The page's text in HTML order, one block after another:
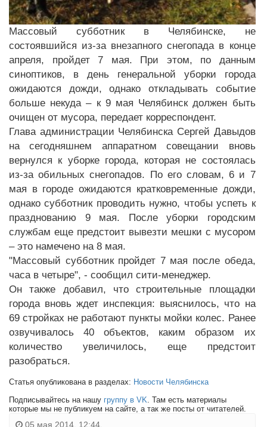
Массовый субботник в Челябинске, не
состоявшийся из-за внезапного снегопада в конце
апреля, пройдет 7 мая. При этом, по данным
синоптиков, в день генеральной уборки города
ожидаются дожди, однако откладывать событие
больше некуда – к 9 мая Челябинск должен быть
очищен от мусора, передает корреспондент.
Глава администрации Челябинска Сергей Давыдов
на сегодняшнем аппаратном совещании вновь
вернулся к уборке города, которая не состоялась
из-за обильных снегопадов. По его словам, 6 и 7
мая в городе ожидаются кратковременные дожди,
однако субботник проводить нужно, чтобы успеть к
празднованию 9 мая. После уборки городским
службам еще предстоит вывезти мешки с мусором
– это намечено на 8 мая.
"Массовый субботник пройдет 7 мая после обеда,
часа в четыре", - сообщил сити-менеджер.
Он также добавил, что строительные площадки
города вновь ждет инспекция: выяснилось, что на
69 стройках не работают пункты мойки колес. Ранее
озвучивалось 40 объектов, каким образом их
количество увеличилось, еще предстоит
разобраться.
Статья опубликована в разделах: Новости Челябинска
Подписывайтесь на нашу группу в VK . Там есть материалы
которые мы не публикуем на сайте, а так же посты от читателей.
05 мая 2014, 12:44,